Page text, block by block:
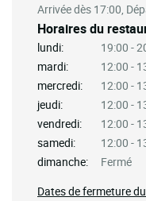
Arrivée dès 17:00,
Horaires du
lundi:
19:00 -
mardi:
12:00 -
mercredi:
12:00 -
jeudi:
12:00 -
vendredi:
12:00 -
samedi:
12:00 -
dimanche:
Fermé
Dates de fermeture